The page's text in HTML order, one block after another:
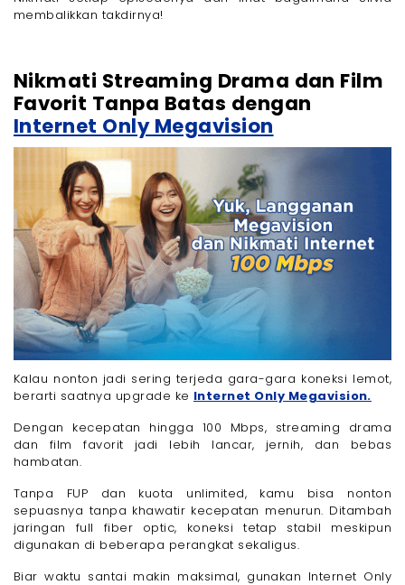
membalikkan takdirnya!
Nikmati Streaming Drama dan Film
Favorit Tanpa Batas dengan
Internet Only Megavision
Kalau nonton jadi sering terjeda gara-gara koneksi lemot,
berarti saatnya upgrade ke Internet Only Megavision.
Dengan kecepatan hingga 100 Mbps, streaming drama
dan film favorit jadi lebih lancar, jernih, dan bebas
hambatan.
Tanpa FUP dan kuota unlimited, kamu bisa nonton
sepuasnya tanpa khawatir kecepatan menurun. Ditambah
jaringan full fiber optic, koneksi tetap stabil meskipun
digunakan di beberapa perangkat sekaligus.
Biar waktu santai makin maksimal, gunakan Internet Only